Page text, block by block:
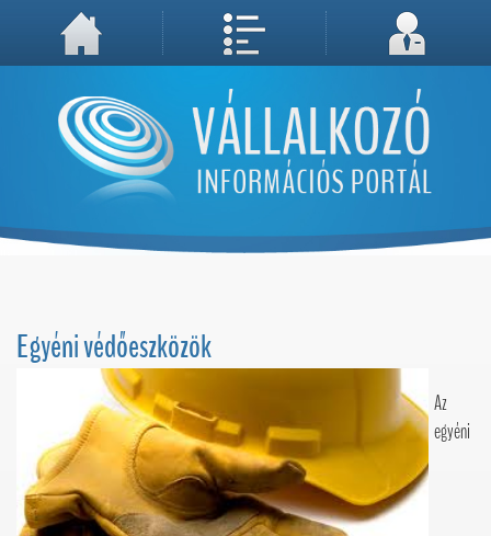
A weboldal használatával Ön elfogadja, hogy Cookie-kat (sütiket) tároljunk számítógépén. A sütik a weboldal megfelelő működéséhez
Megértettem, folytatás...
Egyéni védőeszközök
Az
egyéni